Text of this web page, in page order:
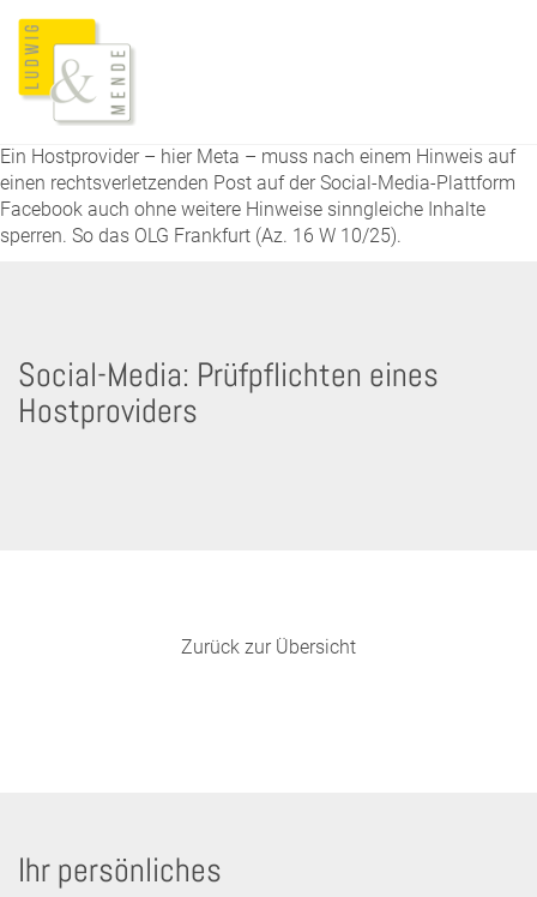
Ein Hostprovider – hier Meta – muss nach einem Hinweis auf
einen rechtsverletzenden Post auf der Social-Media-Plattform
Facebook auch ohne weitere Hinweise sinngleiche Inhalte
sperren. So das OLG Frankfurt (Az. 16 W 10/25).
Social-Media: Prüfpflichten eines
Hostproviders
Zurück zur Übersicht
Ihr persönliches